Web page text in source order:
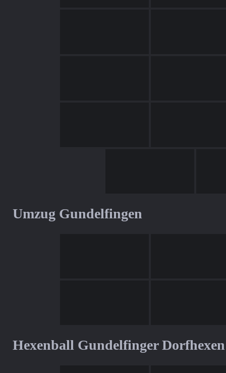
Umzug Gundelfingen
Hexenball Gundelfinger Dorfhexen